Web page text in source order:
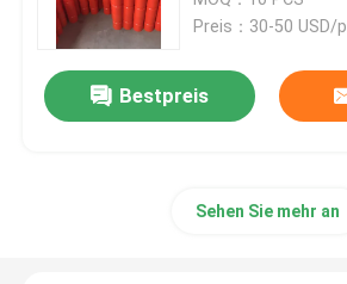
Impulsventilmembran
Preis：30-50 USD/
Bestpreis
Sehen Sie mehr an